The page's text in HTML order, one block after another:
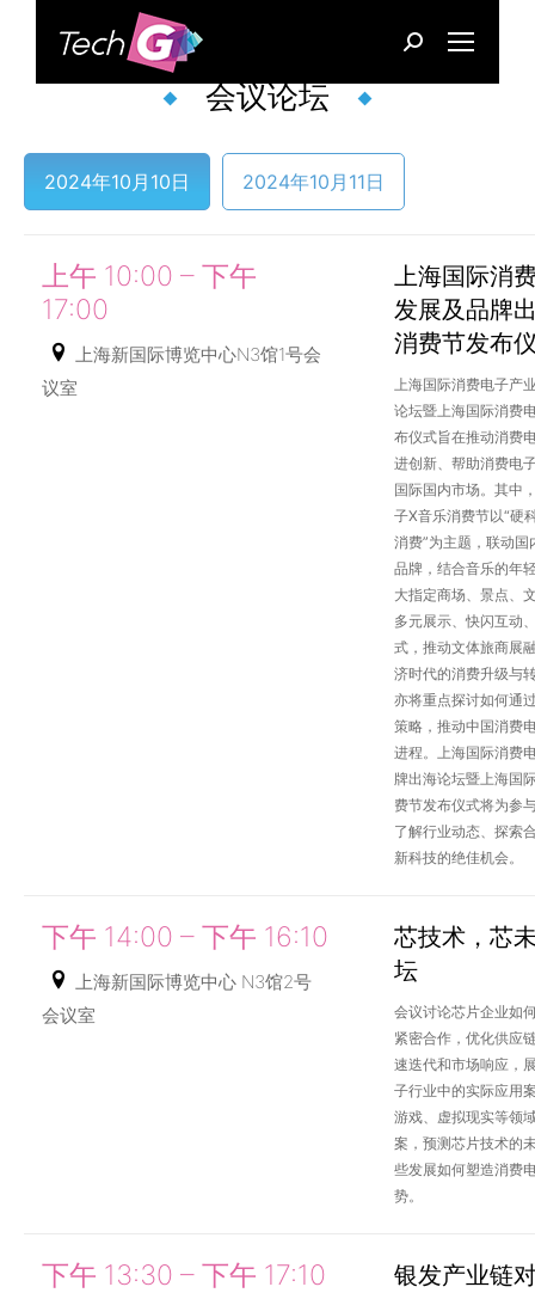
Search:
会议论坛
2024年10月10日 2024年10月11日
上午 10:00 – 下午
17:00
上海新国际博览中心N3馆1号会
议室
上海国际消
发展及品牌
消费节发布
上海国际消费电子产
论坛暨上海国际消费
布仪式旨在推动消费
进创新、帮助消费电
国际国内市场。其中
子X音乐消费节以“硬
消费”为主题，联动
品牌，结合音乐的年
大指定商场、景点、
多元展示、快闪互动
式，推动文体旅商展
济时代的消费升级与
亦将重点探讨如何通
策略，推动中国消费
进程。上海国际消费
牌出海论坛暨上海国
费节发布仪式将为参
了解行业动态、探索
新科技的绝佳机会。
下午 14:00 – 下午 16:10
上海新国际博览中心 N3馆2号
会议室
芯技术，芯
坛
会议讨论芯片企业如
紧密合作，优化供应
速迭代和市场响应，
子行业中的实际应用
游戏、虚拟现实等领
案，预测芯片技术的
些发展如何塑造消费
势。
下午 13:30 – 下午 17:10
银发产业链